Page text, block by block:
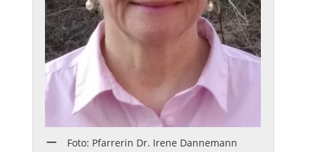
Foto: Pfarrerin Dr. Irene Dannemann